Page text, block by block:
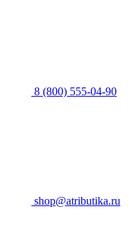
8 (800) 555-04-90
shop@atributika.ru